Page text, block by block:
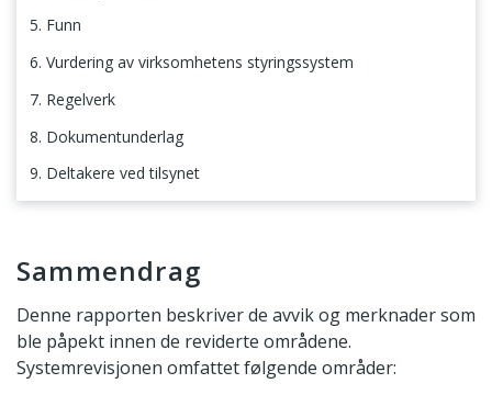
5. Funn
6. Vurdering av virksomhetens styringssystem
7. Regelverk
8. Dokumentunderlag
9. Deltakere ved tilsynet
Sammendrag
Denne rapporten beskriver de avvik og merknader som
ble påpekt innen de reviderte områdene.
Systemrevisjonen omfattet følgende områder: